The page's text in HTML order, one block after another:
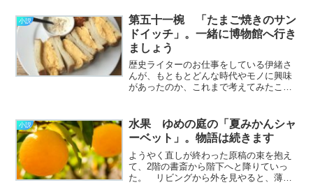
かと思うけど、言うまでもなく逆効果
だ。 そういうことに気付
く………………～続きを読む～
小説
第五十一椀 「たまご焼きのサン
ドイッチ」。一緒に博物館へ行き
ましょう
歴史ライターのお仕事をしている伊緒さ
んが、もともとどんな時代やモノに興味
があったのか、これまで考えてみたこと
とか織田信長が好き、といったくらいの
淡くささやかなものだ。 ………………
～続きを読む～
小説
水果 ゆめの庭の「夏みかんシャ
ーベット」。物語は続きます
ようやく直しが終わった原稿の束を抱え
て、2階の書斎から階下へと降りていっ
た。 リビングから外を見やると、薄暗